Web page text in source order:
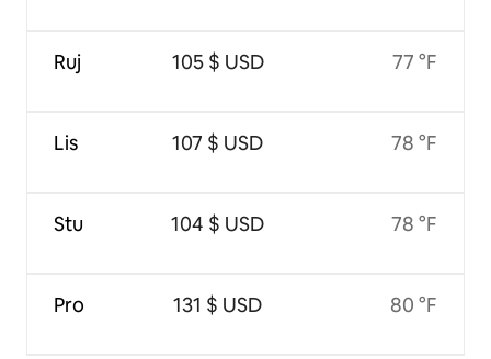
Ruj
Lis
Stu
Pro
105 $ USD
107 $ USD
104 $ USD
131 $ USD
77 °F
78 °F
78 °F
80 °F